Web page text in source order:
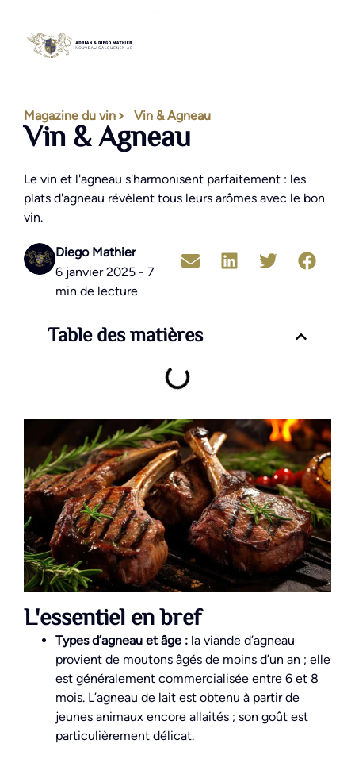
Magazine du vin Vin & Agneau
Vin & Agneau
Le vin et l'agneau s'harmonisent parfaitement : les
plats d'agneau révèlent tous leurs arômes avec le bon
vin.
Diego Mathier
6 janvier 2025 - 7
min de lecture
Table des matières
L'essentiel en bref
Types d’agneau et âge : la viande d’agneau
provient de moutons âgés de moins d’un an ; elle
est généralement commercialisée entre 6 et 8
mois. L’agneau de lait est obtenu à partir de
jeunes animaux encore allaités ; son goût est
particulièrement délicat.